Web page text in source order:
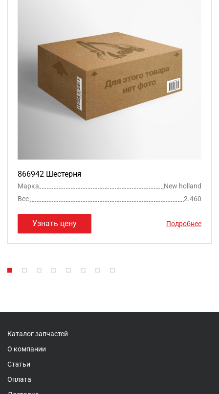
866942 Шестерня
Марка
New holland
Вес
2.460
Узнать цену Подробнее
Каталог запчастей
О компании
Статьи
Оплата